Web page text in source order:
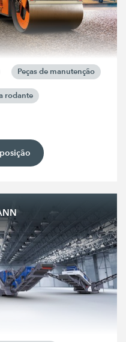
Peças de manutenção
rodante